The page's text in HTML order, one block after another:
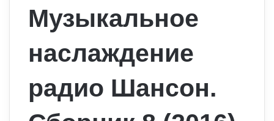
Музыкальное
наслаждение
радио Шансон.